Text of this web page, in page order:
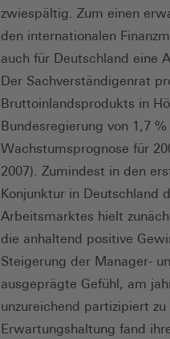
zwiespältig. Zum einen
den internationalen
auch für Deutschland eine
Der Sachverständigenrat
Bruttoinlandsprodukts in
Bundesregierung von 1,7
Wachstumsprognose für
2007). Zumindest in den
Konjunktur in Deutschland
Arbeitsmarktes hielt
die anhaltend positive
Steigerung der Manager-
ausgeprägte Gefühl, am
unzureichend partizipiert
Erwartungshaltung fand